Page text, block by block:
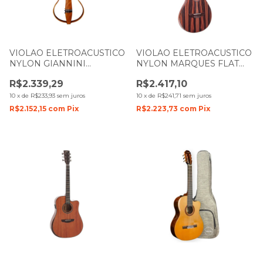
VIOLAO ELETROACUSTICO
NYLON GIANNINI
NATURAL COM CAPA
R$2.339,29
10 x de R$233,93 sem juros
R$2.152,15 com Pix
VIOLAO ELETROACUSTICO
NYLON MARQUES FLAT
BRILHO
R$2.417,10
10 x de R$241,71 sem juros
R$2.223,73 com Pix